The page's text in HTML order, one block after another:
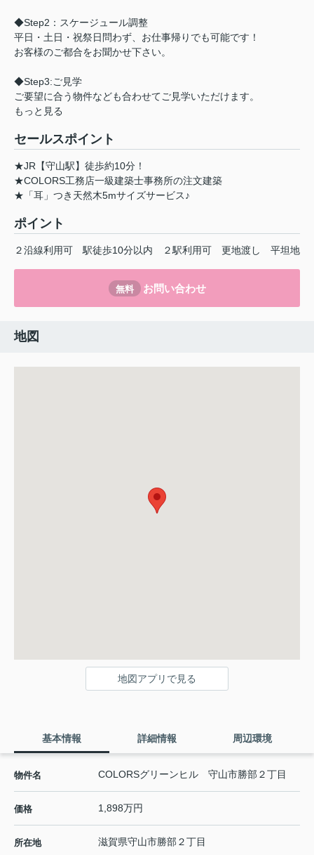
◆Step2：スケージュール調整
平日・土日・祝祭日問わず、お仕事帰りでも可能です！
お客様のご都合をお聞かせ下さい。
◆Step3:ご見学
ご要望に合う物件なども合わせてご見学いただけます。
もっと見る
セールスポイント
★JR【守山駅】徒歩約10分！
★COLORS工務店一級建築士事務所の注文建築
★「耳」つき天然木5mサイズサービス♪
ポイント
２沿線利用可 駅徒歩10分以内 ２駅利用可 更地渡し 平坦地
無料 お問い合わせ
地図
地図アプリで見る
基本情報 詳細情報 周辺環境
物件名 COLORSグリーンヒル 守山市勝部２丁目
価格 1,898万円
所在地 滋賀県守山市勝部２丁目